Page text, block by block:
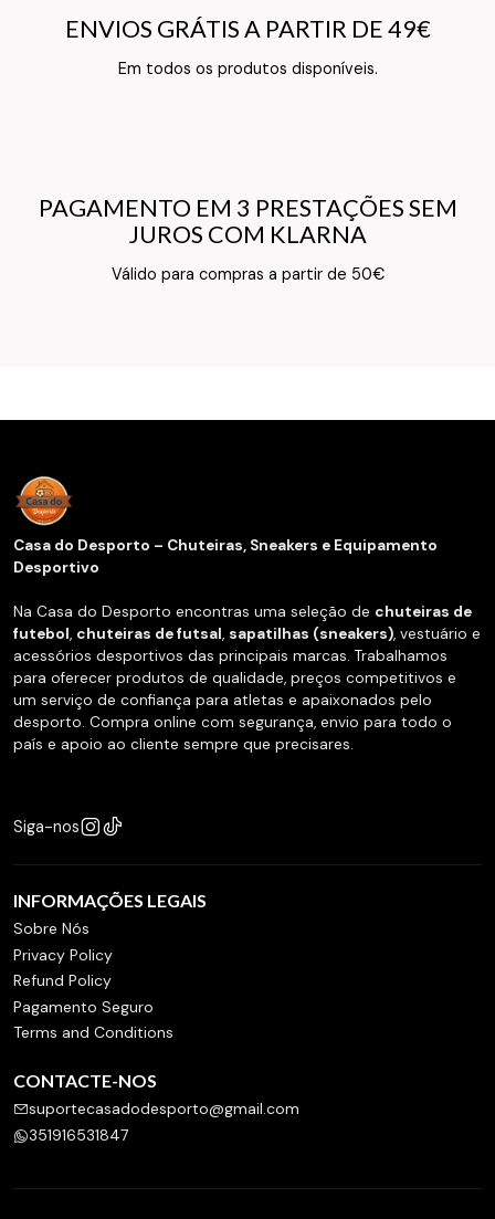
ENVIOS GRÁTIS A PARTIR DE 49€
Em todos os produtos disponíveis.
ENVIOS GRÁTIS A PARTIR DE 49€
Texto do Verso do Cartão de Informação
PAGAMENTO EM 3 PRESTAÇÕES SEM
JUROS COM KLARNA
Válido para compras a partir de 50€
PAGAMENTO EM 3 PRESTAÇÕES SEM
JUROS COM KLARNA
Texto do Verso do Cartão de Informação
Casa do Desporto – Chuteiras, Sneakers e Equipamento
Desportivo
Na Casa do Desporto encontras uma seleção de chuteiras de
futebol, chuteiras de futsal, sapatilhas (sneakers), vestuário e
acessórios desportivos das principais marcas. Trabalhamos
para oferecer produtos de qualidade, preços competitivos e
um serviço de confiança para atletas e apaixonados pelo
desporto. Compra online com segurança, envio para todo o
país e apoio ao cliente sempre que precisares.
Siga-nos
INFORMAÇÕES LEGAIS
Sobre Nós
Privacy Policy
Refund Policy
Pagamento Seguro
Terms and Conditions
CONTACTE-NOS
suportecasadodesporto@gmail.com
351916531847